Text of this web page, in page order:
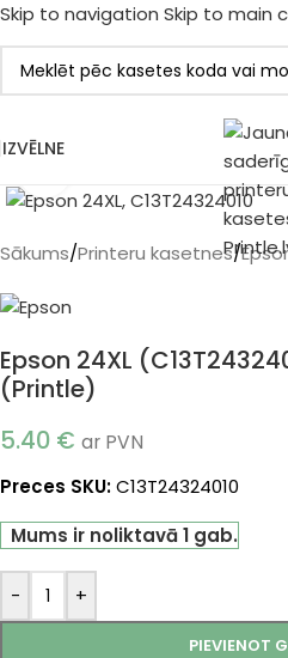
Skip to navigation Skip to main
IZVĒLNE
Klikšķiniet, lai palielinātu
Sākums/Printeru kasetnes/
Epson 24XL
(Printle)
5.40 € ar PVN
Preces SKU:C13T24324010
Mums ir noliktavā 1 gab.
- +
PIEVIENOT